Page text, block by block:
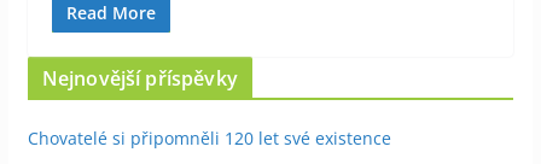
Read More
Nejnovější příspěvky
Chovatelé si připomněli 120 let své existence